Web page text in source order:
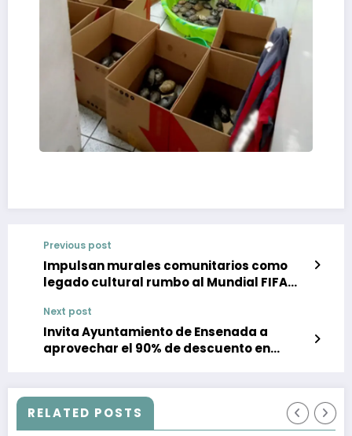
Previous post
Impulsan murales comunitarios como
legado cultural rumbo al Mundial FIFA
Next post
Invita Ayuntamiento de Ensenada a
aprovechar el 90% de descuento en
RELATED POSTS